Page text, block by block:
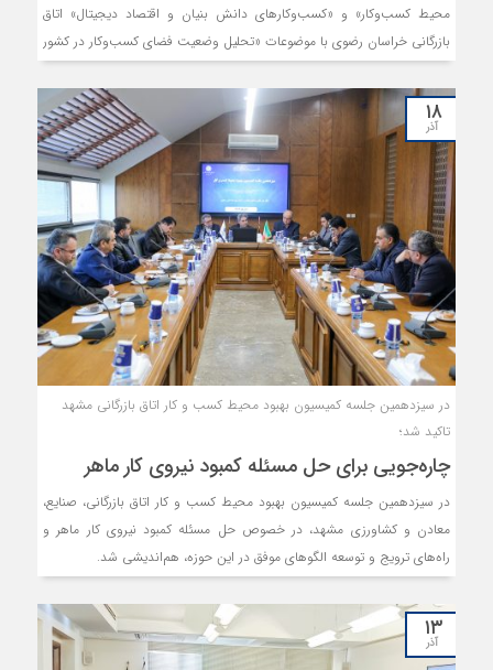
محیط کسب‌وکار» و «کسب‌وکارهای دانش بنیان و اقتصاد دیجیتال» اتاق
بازرگانی خراسان رضوی با موضوعات «تحلیل وضعیت فضای کسب‌وکار در کشور
و استان» با رئیس مرکز پژوهش‌های اتاق ایران، تحقیق اهداف اقتصاد دانش
بنیان و دیجیتال در برنامه هفتم توسعه بررسی شد و در خصوص ارتقای
شفافیت آماری و بهبود داده‌های کلان در فضای کسب‌وکار استان هم‌اندیشی
صورت گرفت.
۱۸
آذر
در سیزدهمین جلسه کمیسیون بهبود محیط کسب و کار اتاق بازرگانی مشهد
تاکید شد؛
چاره‌جویی برای حل مسئله کمبود نیروی کار ماهر
در سیزدهمین جلسه کمیسیون بهبود محیط کسب و کار اتاق بازرگانی، صنایع،
معادن و کشاورزی مشهد، در خصوص حل مسئله کمبود نیروی کار ماهر و
راه‌های ترویج و توسعه الگوهای موفق در این حوزه، هم‌اندیشی شد.
۱۳
آذر